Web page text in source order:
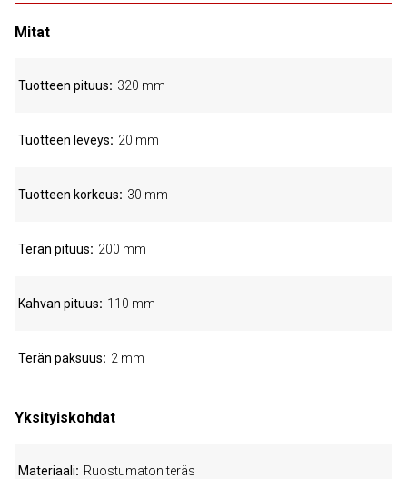
Mitat
Tuotteen pituus 320 mm
Tuotteen leveys 20 mm
Tuotteen korkeus 30 mm
Terän pituus 200 mm
Kahvan pituus 110 mm
Terän paksuus 2 mm
Yksityiskohdat
Materiaali Ruostumaton teräs